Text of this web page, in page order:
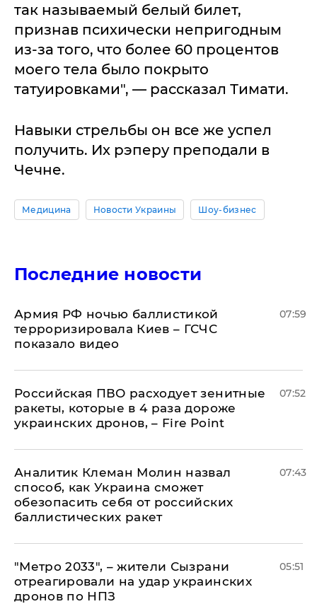
так называемый белый билет,
признав психически непригодным
из-за того, что более 60 процентов
моего тела было покрыто
татуировками", — рассказал Тимати.
Навыки стрельбы он все же успел
получить. Их рэперу преподали в
Чечне.
Медицина Новости Украины Шоу-бизнес
Последние новости
Армия РФ ночью баллистикой
терроризировала Киев – ГСЧС
показало видео
07:59
Российская ПВО расходует зенитные
ракеты, которые в 4 раза дороже
украинских дронов, – Fire Point
07:52
Аналитик Клеман Молин назвал
способ, как Украина сможет
обезопасить себя от российских
баллистических ракет
07:43
"Метро 2033", – жители Сызрани
отреагировали на удар украинских
дронов по НПЗ
05:51